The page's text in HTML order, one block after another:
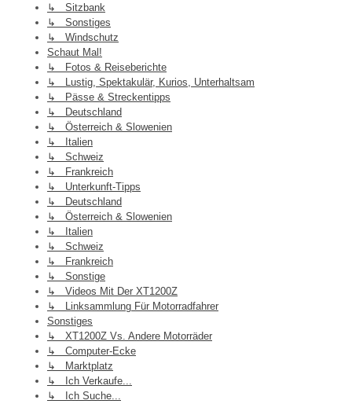
↳ Sitzbank
↳ Sonstiges
↳ Windschutz
Schaut Mal!
↳ Fotos & Reiseberichte
↳ Lustig, Spektakulär, Kurios, Unterhaltsam
↳ Pässe & Streckentipps
↳ Deutschland
↳ Österreich & Slowenien
↳ Italien
↳ Schweiz
↳ Frankreich
↳ Unterkunft-Tipps
↳ Deutschland
↳ Österreich & Slowenien
↳ Italien
↳ Schweiz
↳ Frankreich
↳ Sonstige
↳ Videos Mit Der XT1200Z
↳ Linksammlung Für Motorradfahrer
Sonstiges
↳ XT1200Z Vs. Andere Motorräder
↳ Computer-Ecke
↳ Marktplatz
↳ Ich Verkaufe...
↳ Ich Suche...